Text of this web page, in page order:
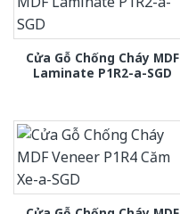
Cửa Gỗ Chống Cháy MDF
Laminate P1R2-a-SGD